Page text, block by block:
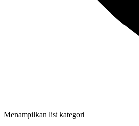
Menampilkan list kategori